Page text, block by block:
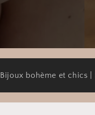
Bijoux bohème et chics |